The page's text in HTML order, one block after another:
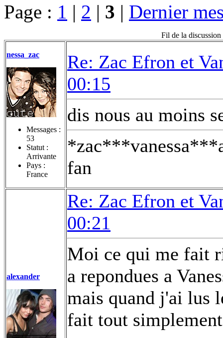
Page : 1 | 2 | 3 | Dernier
Fil de la
nessa_zac
Messages :
53
Statut :
Arrivante
Pays :
France
Re: Zac Efron et
00:15
dis nous au moins
fan
alexander
Re: Zac Efron et
00:21
Moi ce qui me fait
a repondues a
mais quand j'ai lus
fait tout